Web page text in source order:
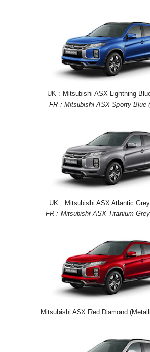
UK : Mitsubishi ASX Lightning
FR : Mitsubishi ASX Sporty Blue
UK : Mitsubishi ASX Atlantic
FR : Mitsubishi ASX Titanium
Mitsubishi ASX Red Diamond